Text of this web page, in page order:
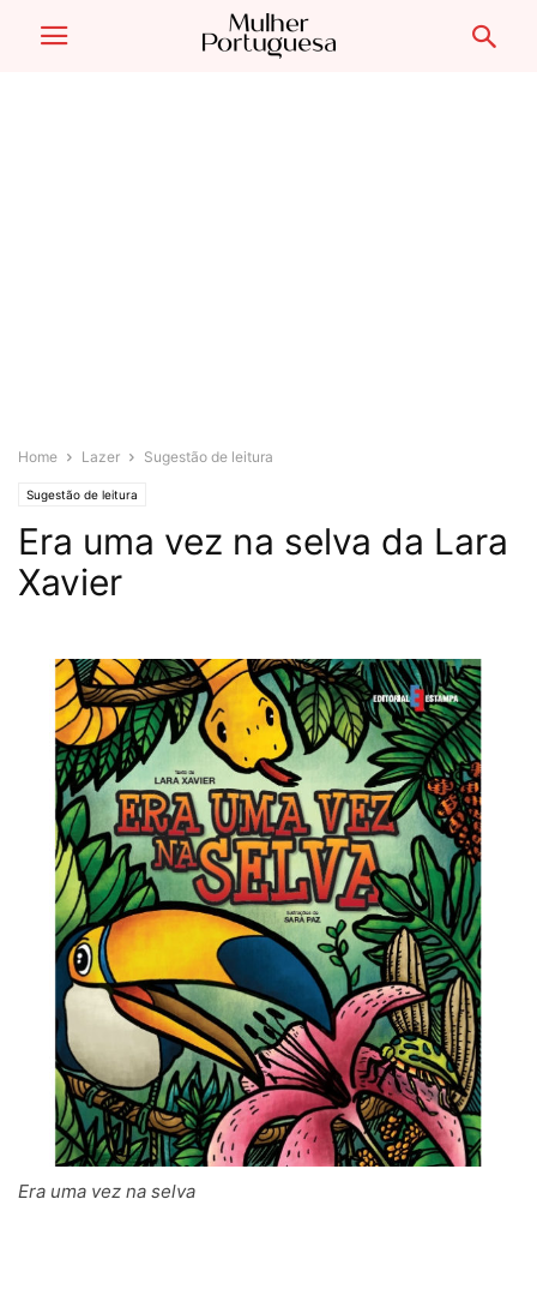
Home Lazer Sugestão de leitura
Sugestão de leitura
Era uma vez na selva da Lara
Xavier
Era uma vez na selva